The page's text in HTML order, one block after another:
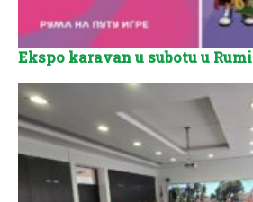
Ekspo karavan u subotu u Rumi